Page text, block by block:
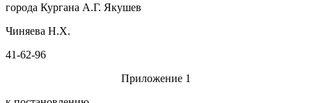
города Кургана А.Г. Якушев
Чиняева Н.Х.
41-62-96
Приложение 1